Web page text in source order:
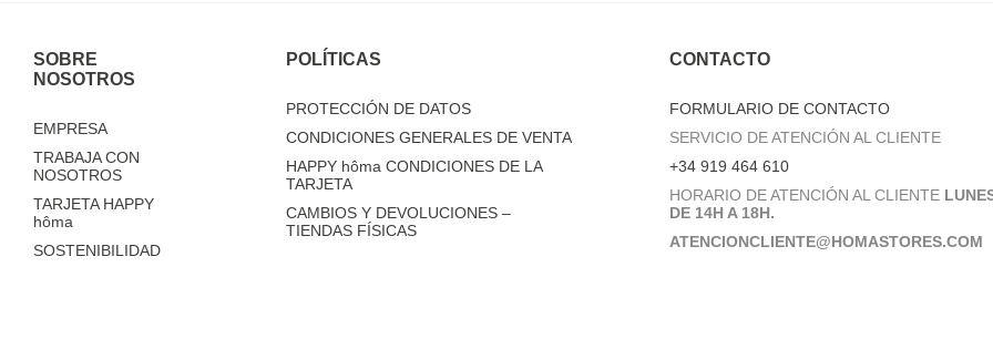
SOBRE
NOSOTROS
EMPRESA
TRABAJA CON
NOSOTROS
TARJETA HAPPY
hôma
SOSTENIBILIDAD
POLÍTICAS
PROTECCIÓN DE DATOS
CONDICIONES GENERALES DE VENTA
HAPPY hôma CONDICIONES DE LA
TARJETA
CAMBIOS Y DEVOLUCIONES –
TIENDAS FÍSICAS
CONTACTO
FORMULARIO DE CONTACTO
SERVICIO DE ATENCIÓN AL CLIENTE
+34 919 464 610
HORARIO DE ATENCIÓN AL CLIENTE
DE 14H A 18H.
ATENCIONCLIENTE@HOMASTORES.COM